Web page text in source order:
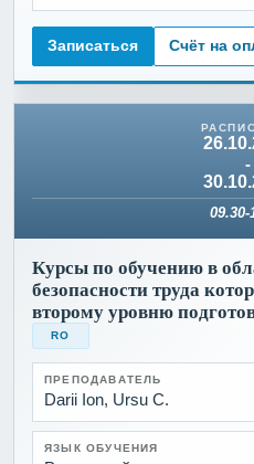
Записаться Счёт на
-
09.30-
Курсы по обучению в
безопасности труда
второму уровню
RO
ПРЕПОДАВАТЕЛЬ
Darii Ion, Ursu C.
ЯЗЫК ОБУЧЕНИЯ